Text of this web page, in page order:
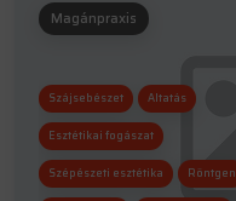
Magánpraxis
Szájsebészet Altatás
Esztétikai fogászat
Szépészeti esztétika Röntgen